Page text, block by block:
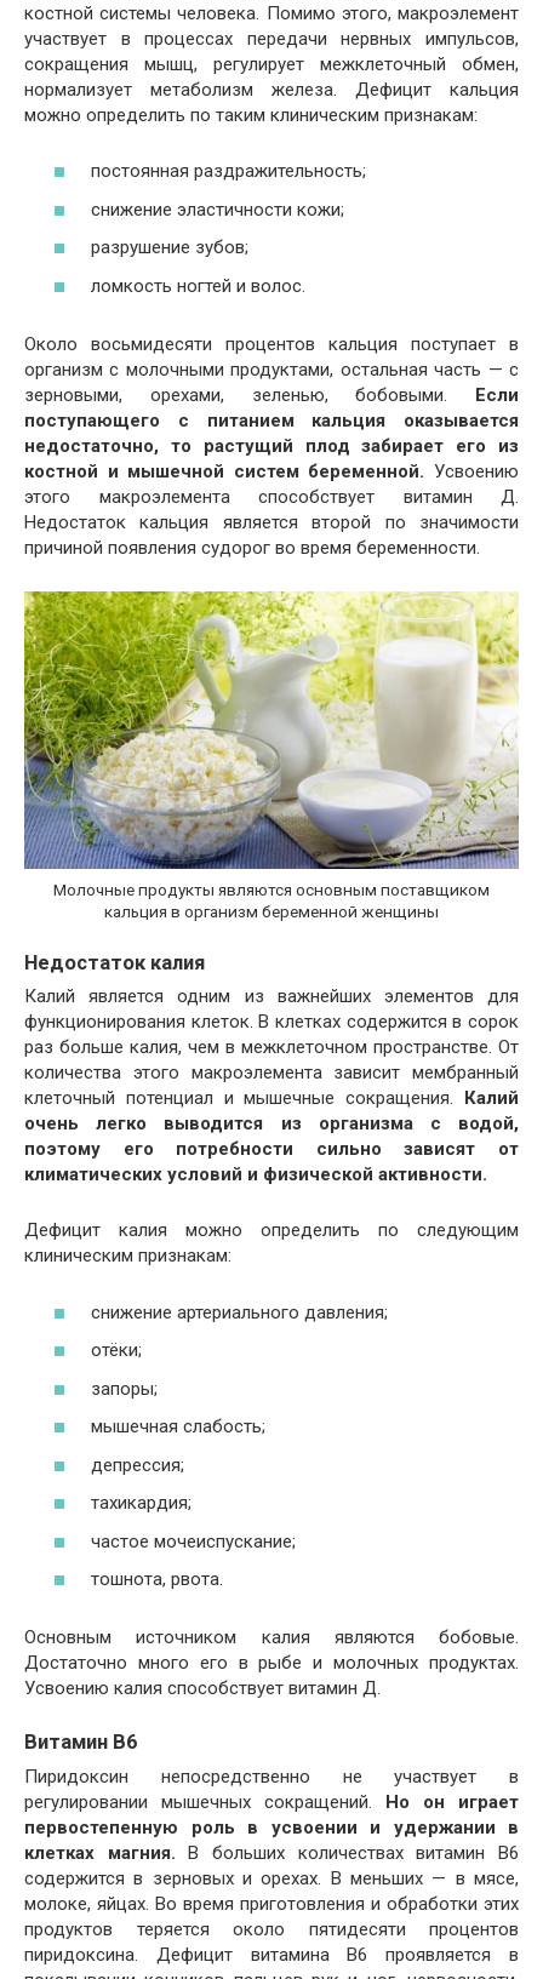
костной системы человека. Помимо этого, макроэлемент
участвует в процессах передачи нервных импульсов,
сокращения мышц, регулирует межклеточный обмен,
нормализует метаболизм железа. Дефицит кальция
можно определить по таким клиническим признакам:
постоянная раздражительность;
снижение эластичности кожи;
разрушение зубов;
ломкость ногтей и волос.
Около восьмидесяти процентов кальция поступает в
организм с молочными продуктами, остальная часть — с
зерновыми, орехами, зеленью, бобовыми. Если
поступающего с питанием кальция оказывается
недостаточно, то растущий плод забирает его из
костной и мышечной систем беременной. Усвоению
этого макроэлемента способствует витамин Д.
Недостаток кальция является второй по значимости
причиной появления судорог во время беременности.
Молочные продукты являются основным поставщиком
кальция в организм беременной женщины
Недостаток калия
Калий является одним из важнейших элементов для
функционирования клеток. В клетках содержится в сорок
раз больше калия, чем в межклеточном пространстве. От
количества этого макроэлемента зависит мембранный
клеточный потенциал и мышечные сокращения. Калий
очень легко выводится из организма с водой,
поэтому его потребности сильно зависят от
климатических условий и физической активности.
Дефицит калия можно определить по следующим
клиническим признакам:
снижение артериального давления;
отёки;
запоры;
мышечная слабость;
депрессия;
тахикардия;
частое мочеиспускание;
тошнота, рвота.
Основным источником калия являются бобовые.
Достаточно много его в рыбе и молочных продуктах.
Усвоению калия способствует витамин Д.
Витамин В6
Пиридоксин непосредственно не участвует в
регулировании мышечных сокращений. Но он играет
первостепенную роль в усвоении и удержании в
клетках магния. В больших количествах витамин В6
содержится в зерновых и орехах. В меньших — в мясе,
молоке, яйцах. Во время приготовления и обработки этих
продуктов теряется около пятидесяти процентов
пиридоксина. Дефицит витамина В6 проявляется в